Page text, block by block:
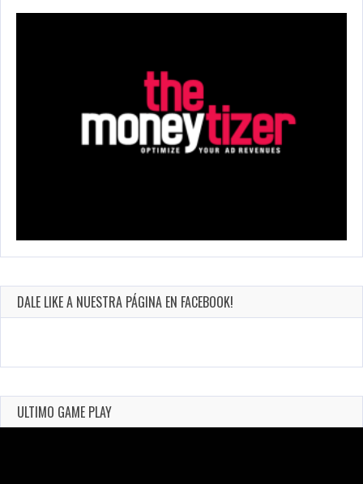
DALE LIKE A NUESTRA PÁGINA EN FACEBOOK!
ULTIMO GAME PLAY